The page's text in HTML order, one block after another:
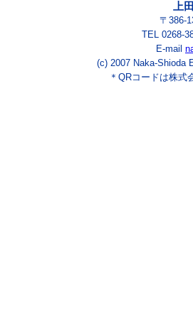
上
〒386-
TEL 0268-
E-mail
(c) 2007 Naka-Shioda
＊QRコードは株式